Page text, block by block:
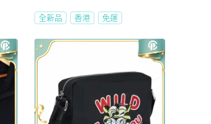
全新品 香港 免運